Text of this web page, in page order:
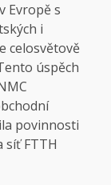
Evropě s
i
celosvětově
úspěch
povinnosti
síť FTTH